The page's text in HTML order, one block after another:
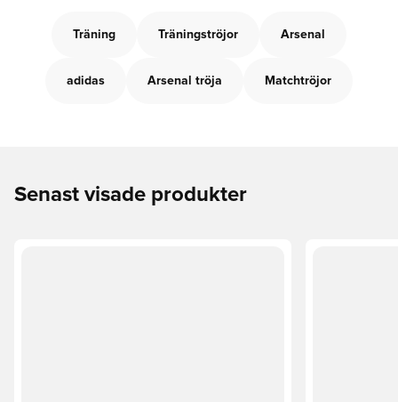
Träning Träningströjor Arsenal
adidas Arsenal tröja Matchtröjor
Senast visade produkter